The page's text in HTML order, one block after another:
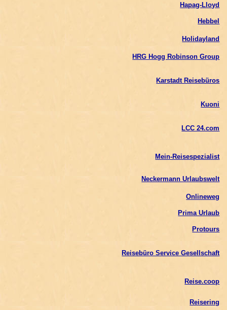
Hapag-Lloyd
Hebbel
Holidayland
HRG Hogg Robinson Group
Karstadt Reisebüros
Kuoni
LCC 24.com
Mein-Reisespezialist
Neckermann Urlaubswelt
Onlineweg
Prima Urlaub
Protours
Reisebüro Service Gesellschaft
Reise.coop
Reisering